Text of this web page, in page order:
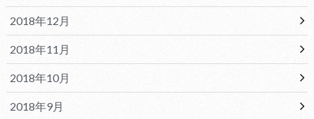
2018年12月
2018年11月
2018年10月
2018年9月